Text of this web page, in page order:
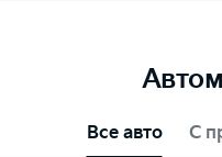
Все авто С